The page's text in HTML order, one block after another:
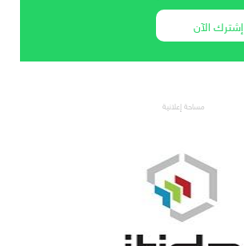
إشترك الآن
مساحة إعلانية